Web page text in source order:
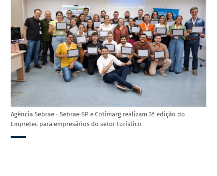
Agência Sebrae - Sebrae-SP e Cotimarg realizam 3ª edição do
Empretec para empresários do setor turístico